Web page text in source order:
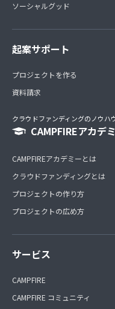
ソーシャルグッド
起案サポート
プロジェクトを作る
資料請求
クラウドファンディングのノウハ
CAMPFIREアカデ
CAMPFIREアカデミーとは
クラウドファンディングとは
プロジェクトの作り方
プロジェクトの広め方
サービス
CAMPFIRE
CAMPFIRE コミュニティ